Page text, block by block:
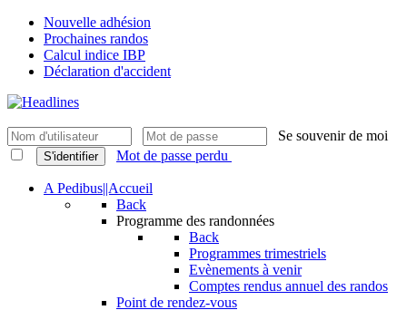
Nouvelle adhésion
Prochaines randos
Calcul indice IBP
Déclaration d'accident
Se souvenir de moi
S'identifier Mot de passe perdu
A Pedibus||Accueil
Back
Programme des randonnées
Back
Programmes trimestriels
Evènements à venir
Comptes rendus annuel des randos
Point de rendez-vous